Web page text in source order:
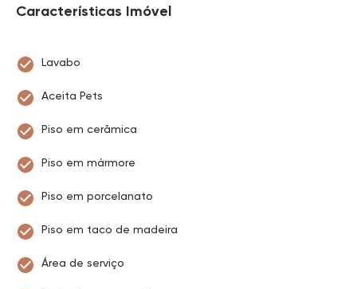
Características Imóvel
Lavabo
Aceita Pets
Piso em cerâmica
Piso em mármore
Piso em porcelanato
Piso em taco de madeira
Área de serviço